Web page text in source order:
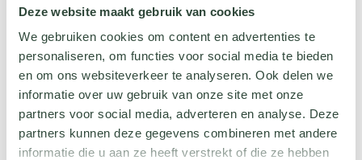
Deze website maakt gebruik van cookies
We gebruiken cookies om content en advertenties te
personaliseren, om functies voor social media te bieden
en om ons websiteverkeer te analyseren. Ook delen we
informatie over uw gebruik van onze site met onze
partners voor social media, adverteren en analyse. Deze
partners kunnen deze gegevens combineren met andere
informatie die u aan ze heeft verstrekt of die ze hebben